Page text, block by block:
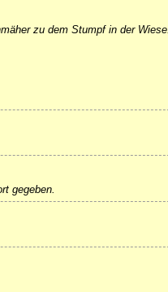
zu dem Stumpf in der Wiese.
gegeben.